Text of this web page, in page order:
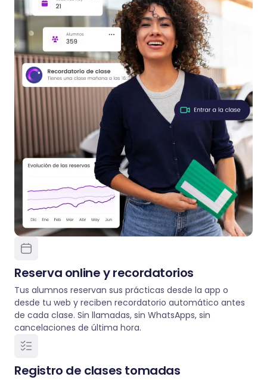
Reserva online y recordatorios
Tus alumnos reservan sus prácticas desde la app o
desde tu web y reciben recordatorio automático antes
de cada clase. Sin llamadas, sin WhatsApps, sin
cancelaciones de última hora.
Registro de clases tomadas